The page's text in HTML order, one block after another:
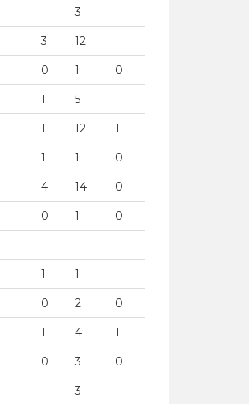
3
3 12
0 1 0
1 5
1 12 1
1 1 0
4 14 0
0 1 0
1 1
0 2 0
1 4 1
0 3 0
3